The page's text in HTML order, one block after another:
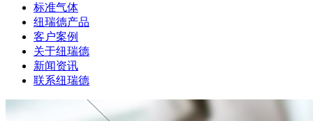
标准气体
纽瑞德产品
客户案例
关于纽瑞德
新闻资讯
联系纽瑞德